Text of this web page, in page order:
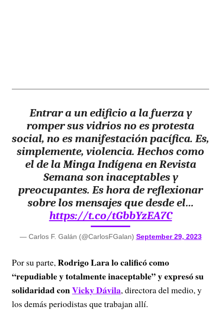
Entrar a un edificio a la fuerza y
romper sus vidrios no es protesta
social, no es manifestación pacífica. Es,
simplemente, violencia. Hechos como
el de la Minga Indígena en Revista
Semana son inaceptables y
preocupantes. Es hora de reflexionar
sobre los mensajes que desde el…
https://t.co/tGbbYzEA7C
— Carlos F. Galán (@CarlosFGalan) September 29, 2023
Por su parte,Rodrigo Lara lo calificó como
“repudiable y totalmente inaceptable” y expresó su
solidaridad conVicky Dávila, directora del medio, y
los demás periodistas que trabajan allí.